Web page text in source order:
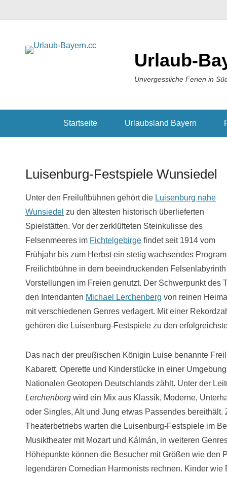
Urlaub-
Unvergessliche Ferien in
Startseite Urlaubsland Bayern
Luisenburg-Festspiele Wunsiedel
Unter den Freiluftbühnen gehört die Luisenburg nahe
Wunsiedel zu den ältesten historisch überlieferten
Spielstätten. Vor der zerklüfteten Steinkulisse des
Felsenmeeres im Fichtelgebirge findet seit 1914 vom
Frühjahr bis zum Herbst ein stetig wachsendes
Freilichtbühne in dem beeindruckenden
Vorstellungen im Freien genutzt. Der Schwerpunkt des
den Intendanten Michael Lerchenberg von reinen
mit verschiedenen Genres verlagert. Mit einer
gehören die Luisenburg-Festspiele zu den
Das nach der preußischen Königin Luise benannte
Kabarett, Operette und Kinderstücke in einer
Nationalen Geotopen Deutschlands zählt. Unter der
Lerchenberg wird ein Mix aus Klassik, Moderne,
oder Singles, Alt und Jung etwas Passendes
Theaterbetriebs warten die Luisenburg-Festspiele im
Musiktheater mit Mozart und Kálmán, in weiteren
Höhepunkte können die Besucher mit Größen wie den
legendären Comedian Harmonists rechnen. Kinder